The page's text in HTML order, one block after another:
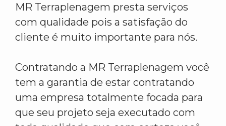
MR Terraplenagem presta serviços
com qualidade pois a satisfação do
cliente é muito importante para nós.
Contratando a MR Terraplenagem você
tem a garantia de estar contratando
uma empresa totalmente focada para
que seu projeto seja executado com